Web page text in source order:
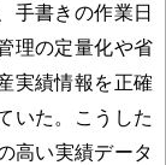
手書きの作業日
理の定量化や省
実績情報を正確
いた。こうした
高い実績データ